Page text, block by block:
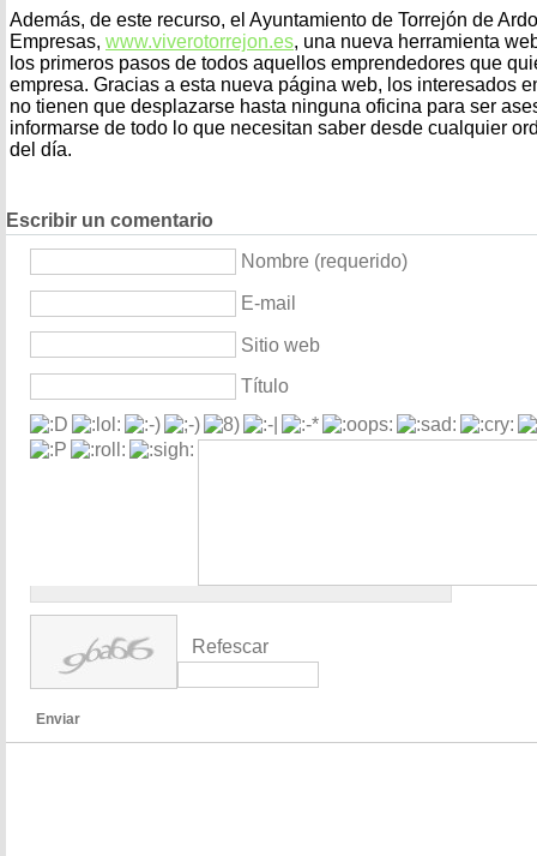
Además, de este recurso, el Ayuntamiento de Torrejón de
Empresas, www.viverotorrejon.es, una nueva herramienta
los primeros pasos de todos aquellos emprendedores que
empresa. Gracias a esta nueva página web, los interesados
no tienen que desplazarse hasta ninguna oficina para ser
informarse de todo lo que necesitan saber desde cualquier
del día.
Escribir un comentario
Nombre (requerido)
E-mail
Sitio web
Título
Refescar
Enviar